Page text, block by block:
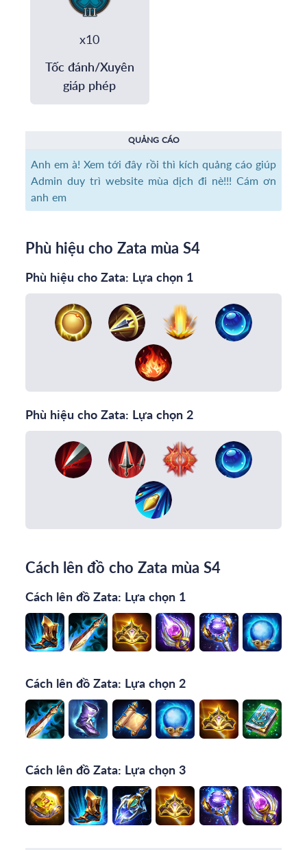
x10
Tốc đánh/Xuyên
giáp phép
QUẢNG CÁO
Anh em à! Xem tới đây rồi thì kích quảng cáo giúp
Admin duy trì website mùa dịch đi nè!!! Cám ơn
anh em
Phù hiệu cho Zata mùa S4
Phù hiệu cho Zata: Lựa chọn 1
Phù hiệu cho Zata: Lựa chọn 2
Cách lên đồ cho Zata mùa S4
Cách lên đồ Zata: Lựa chọn 1
Cách lên đồ Zata: Lựa chọn 2
Cách lên đồ Zata: Lựa chọn 3